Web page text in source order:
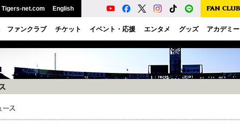
Tigers-net.com English
ファンクラブ チケット イベント・応援 エンタメ グッズ アカデミー